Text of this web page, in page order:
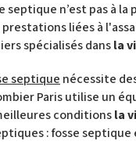
septique n’est pas à
liées à
spécialisés dansla
septique nécessite
Paris utilise un
conditionsla
: fosse